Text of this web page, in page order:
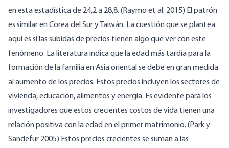
en esta estadística de 24,2 a 28,8. (Raymo et al. 2015) El patrón
es similar en Corea del Sur y Taiwán. La cuestión que se plantea
aquí es si las subidas de precios tienen algo que ver con este
fenómeno. La literatura indica que la edad más tardía para la
formación de la familia en Asia oriental se debe en gran medida
al aumento de los precios. Estos precios incluyen los sectores de
vivienda, educación, alimentos y energía. Es evidente para los
investigadores que estos crecientes costos de vida tienen una
relación positiva con la edad en el primer matrimonio. (Park y
Sandefur 2005) Estos precios crecientes se suman a las